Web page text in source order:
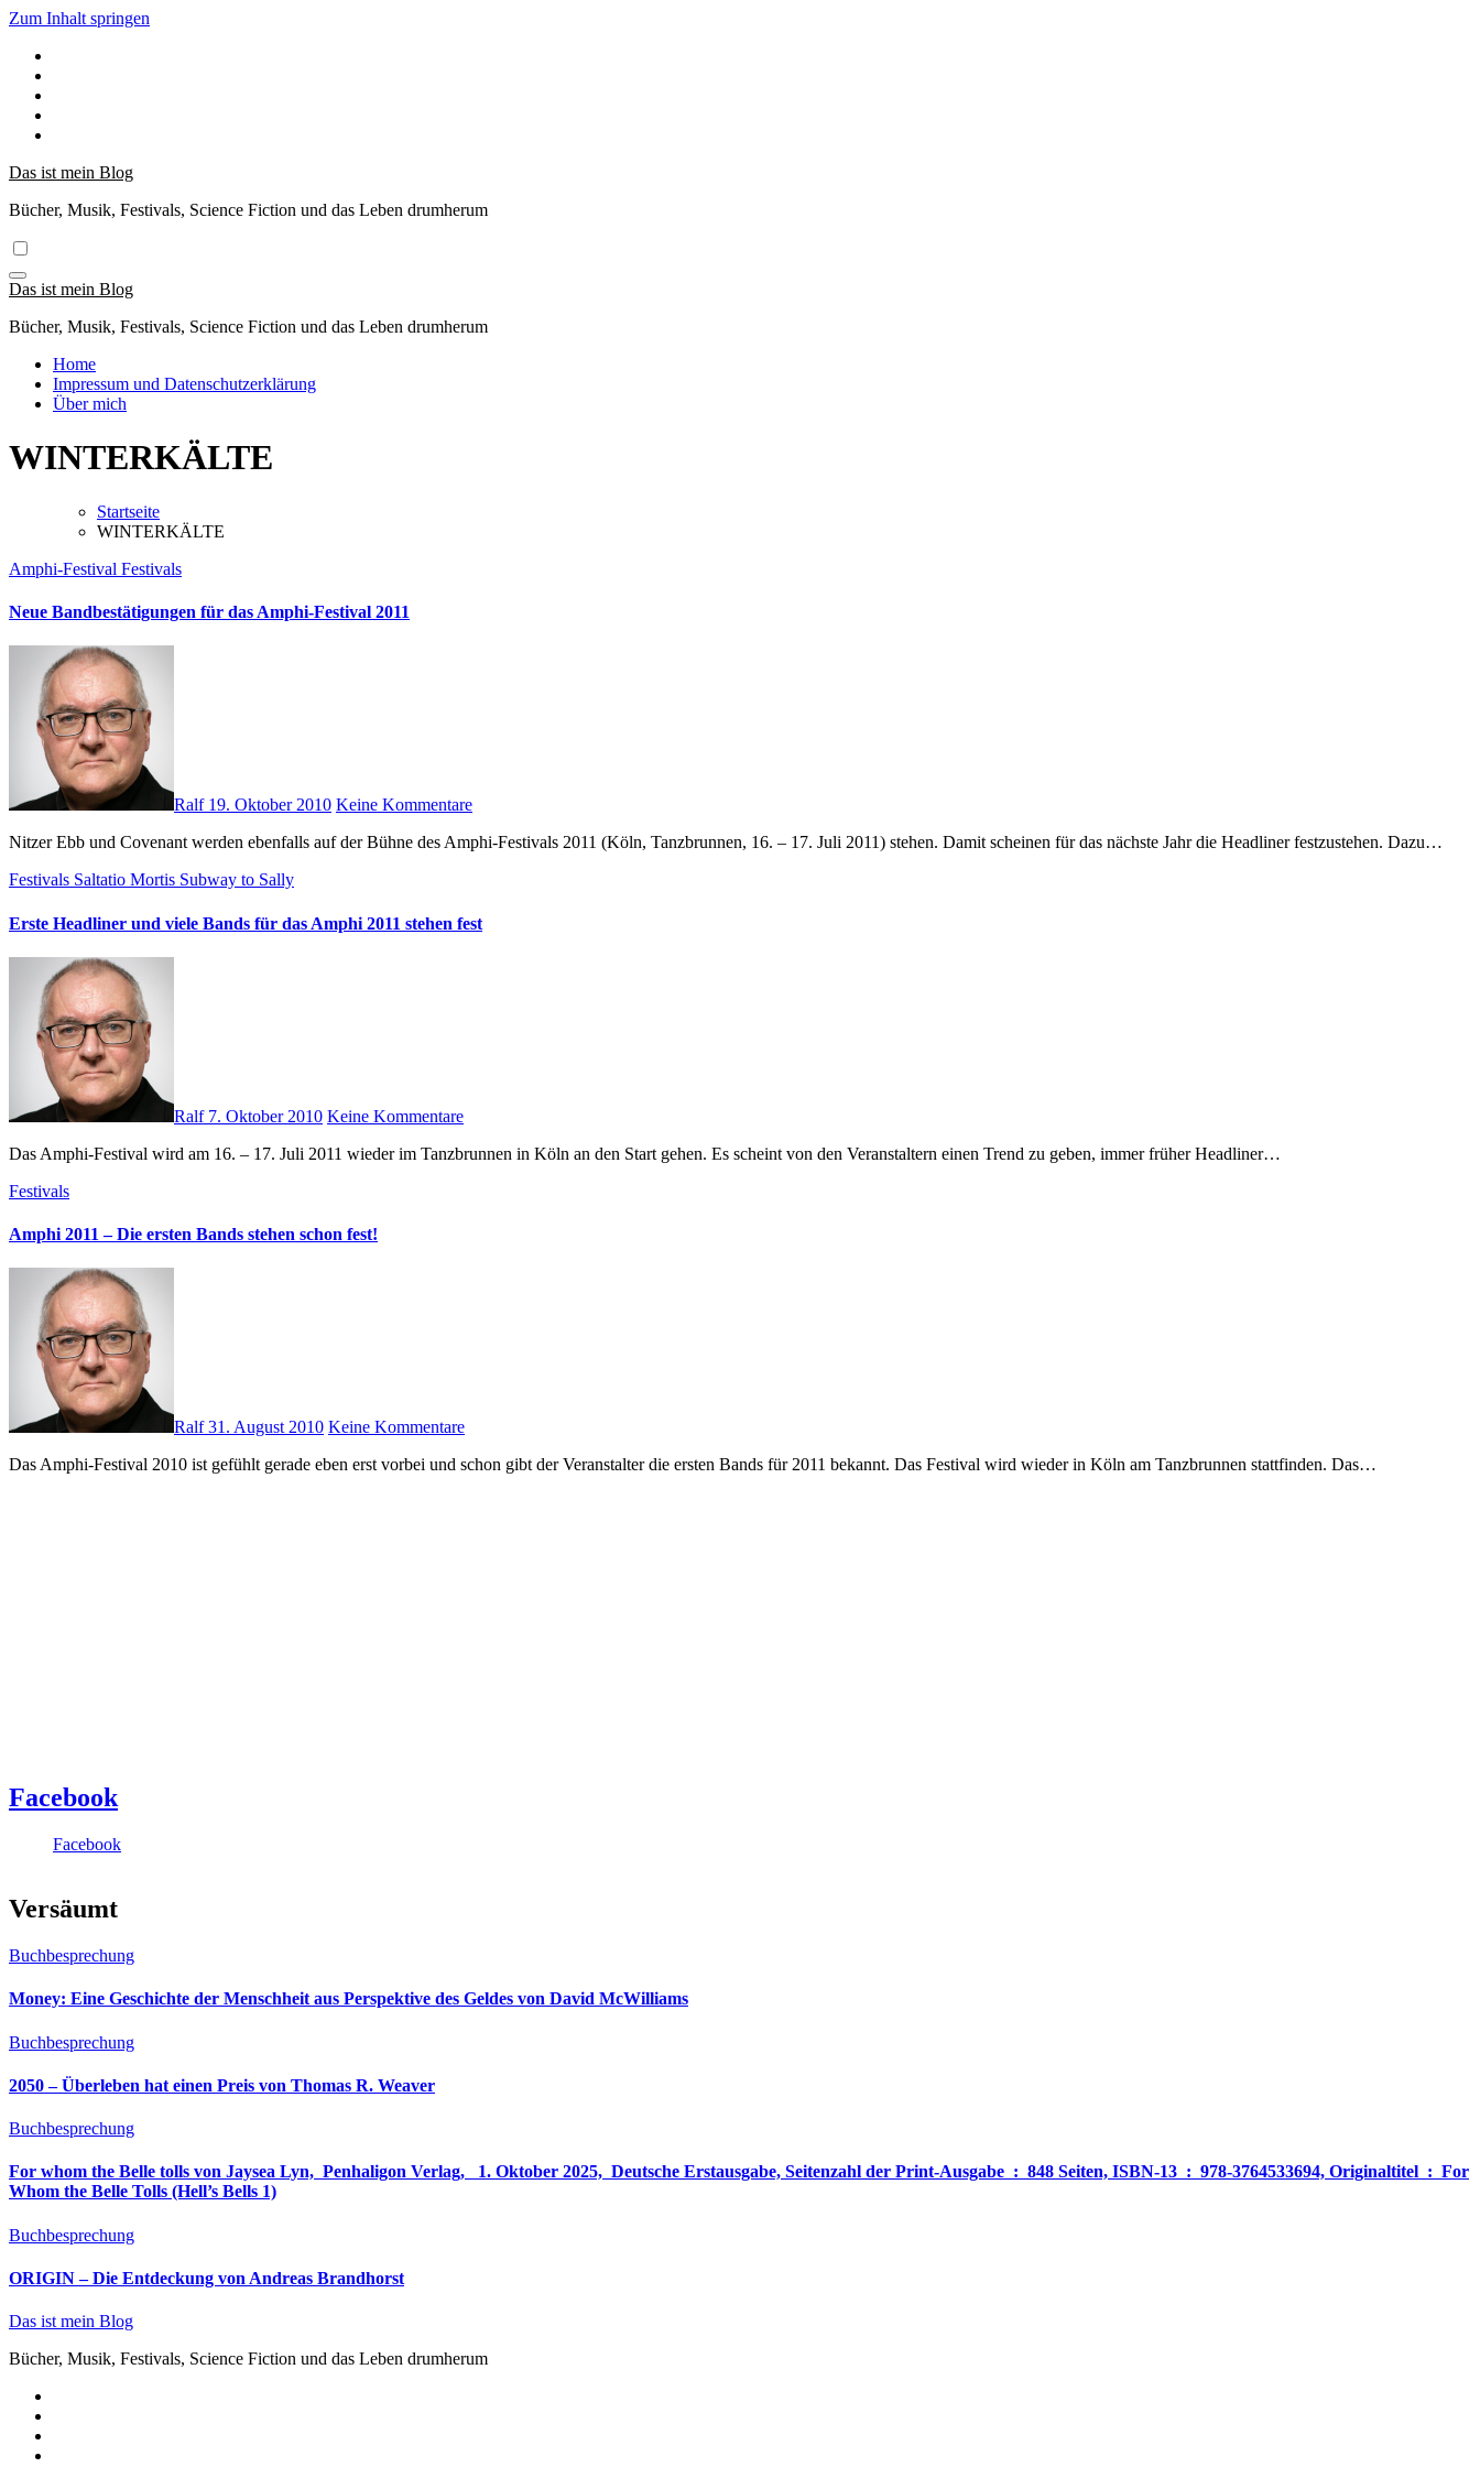
Zum Inhalt springen
Das ist mein Blog
Bücher, Musik, Festivals, Science Fiction und das Leben drumherum
Das ist mein Blog
Bücher, Musik, Festivals, Science Fiction und das Leben drumherum
Home
Impressum und Datenschutzerklärung
Über mich
WINTERKÄLTE
Startseite
WINTERKÄLTE
Amphi-Festival Festivals
Neue Bandbestätigungen für das Amphi-Festival 2011
Ralf 19. Oktober 2010 Keine Kommentare
Nitzer Ebb und Covenant werden ebenfalls auf der Bühne des Amphi-Festivals 2011 (Köln, Tanzbrunnen, 16. – 17. Juli 2011) stehen. Damit scheinen für das nächste Jahr die Headliner festzustehen. Dazu…
Festivals Saltatio Mortis Subway to Sally
Erste Headliner und viele Bands für das Amphi 2011 stehen fest
Ralf 7. Oktober 2010 Keine Kommentare
Das Amphi-Festival wird am 16. – 17. Juli 2011 wieder im Tanzbrunnen in Köln an den Start gehen. Es scheint von den Veranstaltern einen Trend zu geben, immer früher Headliner…
Festivals
Amphi 2011 – Die ersten Bands stehen schon fest!
Ralf31. August 2010 Keine Kommentare
Das Amphi-Festival 2010 ist gefühlt gerade eben erst vorbei und schon gibt der Veranstalter die ersten Bands für 2011 bekannt. Das Festival wird wieder in Köln am Tanzbrunnen stattfinden. Das…
Facebook
Facebook
Versäumt
Buchbesprechung
Money: Eine Geschichte der Menschheit aus Perspektive des Geldes von David McWilliams
Buchbesprechung
2050 – Überleben hat einen Preis von Thomas R. Weaver
Buchbesprechung
For whom the Belle tolls von Jaysea Lyn, ‎ Penhaligon Verlag, ‎ 1. Oktober 2025, ‎ Deutsche Erstausgabe, Seitenzahl der Print-Ausgabe ‏ : ‎ 848 Seiten, ISBN-13 ‏ : ‎ 978-3764533694, Originaltitel ‏ : ‎ For
Whom the Belle Tolls (Hell’s Bells 1)
Buchbesprechung
ORIGIN – Die Entdeckung von Andreas Brandhorst
Das ist mein Blog
Bücher, Musik, Festivals, Science Fiction und das Leben drumherum